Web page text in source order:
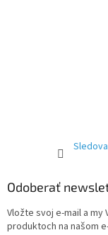
Odoberať
Vložte svoj e-mail a
produktoch na našom